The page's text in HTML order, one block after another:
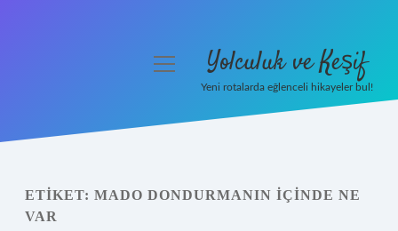
Yasal Uyarı
menüyü Yolculuk ve Keşif
Yeni rotalarda eğlenceli hikayeler bul!
ETIKET: MADO DONDURMANIN IÇINDE NE
VAR